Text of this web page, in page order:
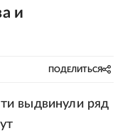
и
ПОДЕЛИТЬСЯ
выдвинули ряд